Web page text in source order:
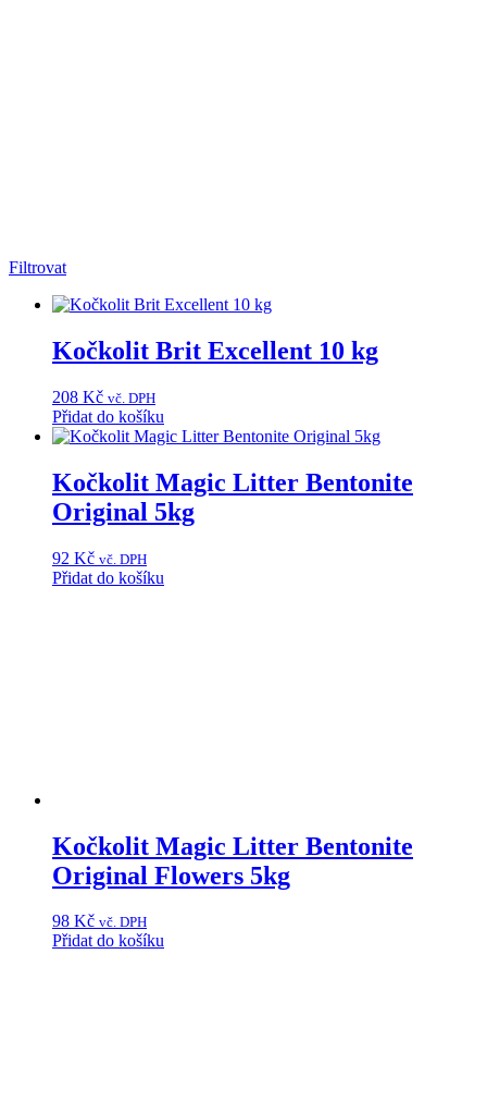
Filtrovat
Kočkolit Brit Excellent 10 kg
208 Kč vč. DPH
Přidat do košíku
Kočkolit Magic Litter Bentonite
Original 5kg
92 Kč vč. DPH
Přidat do košíku
Kočkolit Magic Litter Bentonite
Original Flowers 5kg
98 Kč vč. DPH
Přidat do košíku